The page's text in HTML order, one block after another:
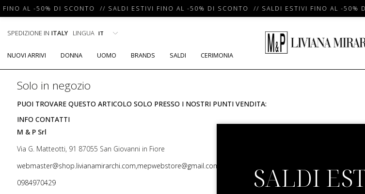
FINO AL -50% DI SCONTO // SALDI ESTIVI FINO AL -50% DI SCONTO // SALDI ESTIVI FINO AL -
SPEDIZIONE IN ITALY LINGUA
NUOVI ARRIVI DONNA UOMO BRANDS SALDI CERIMONIA
Solo in negozio
PUOI TROVARE QUESTO ARTICOLO SOLO PRESSO I NOSTRI PUNTI VENDITA:
INFO CONTATTI
M & P Srl
Via G. Matteotti, 91 87055 San Giovanni in Fiore
webmaster@shop.livianamirarchi.com,mepwebstore@gmail.com
0984970429
SALDI